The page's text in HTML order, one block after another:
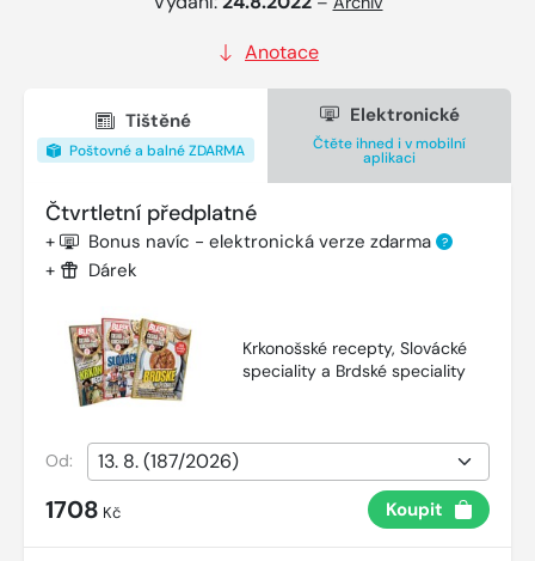
Anotace
Tištěné
Poštovné a balné ZDARMA
Elektronické
Čtěte ihned i v mobilní
aplikaci
Čtvrtletní předplatné
+ Bonus navíc - elektronická verze zdarma ?
+ Dárek
Krkonošské recepty, Slovácké
speciality a Brdské speciality
Od:
1708 Kč Koupit